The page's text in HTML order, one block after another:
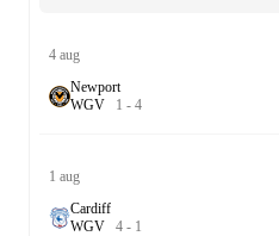
4 aug
Newport
WGV 1 - 4
1 aug
Cardiff
WGV 4 - 1